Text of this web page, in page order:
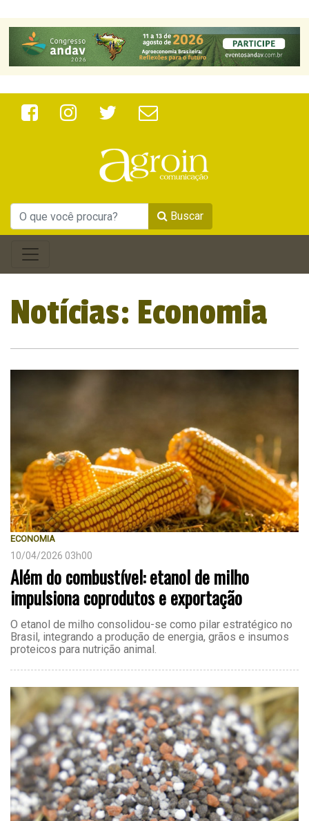
Buscar
Notícias: Economia
ECONOMIA
10/04/2026 03h00
Além do combustível: etanol de milho
impulsiona coprodutos e exportação
O etanol de milho consolidou-se como pilar estratégico no
Brasil, integrando a produção de energia, grãos e insumos
proteicos para nutrição animal.